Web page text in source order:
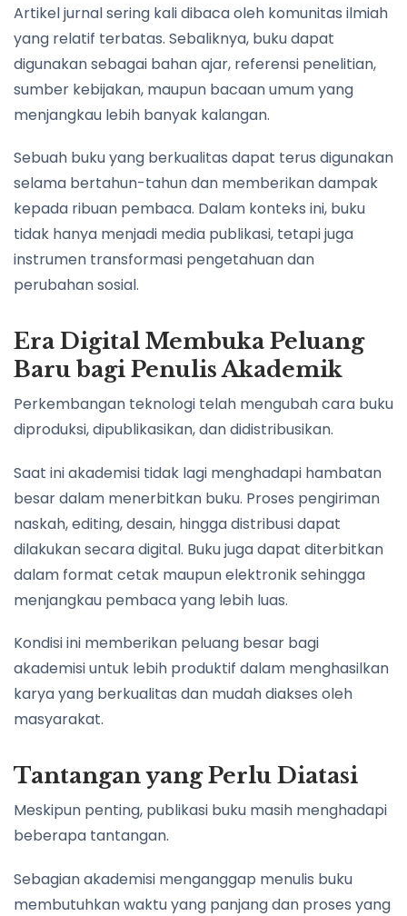
Artikel jurnal sering kali dibaca oleh komunitas ilmiah
yang relatif terbatas. Sebaliknya, buku dapat
digunakan sebagai bahan ajar, referensi penelitian,
sumber kebijakan, maupun bacaan umum yang
menjangkau lebih banyak kalangan.
Sebuah buku yang berkualitas dapat terus digunakan
selama bertahun-tahun dan memberikan dampak
kepada ribuan pembaca. Dalam konteks ini, buku
tidak hanya menjadi media publikasi, tetapi juga
instrumen transformasi pengetahuan dan
perubahan sosial.
Era Digital Membuka Peluang
Baru bagi Penulis Akademik
Perkembangan teknologi telah mengubah cara buku
diproduksi, dipublikasikan, dan didistribusikan.
Saat ini akademisi tidak lagi menghadapi hambatan
besar dalam menerbitkan buku. Proses pengiriman
naskah, editing, desain, hingga distribusi dapat
dilakukan secara digital. Buku juga dapat diterbitkan
dalam format cetak maupun elektronik sehingga
menjangkau pembaca yang lebih luas.
Kondisi ini memberikan peluang besar bagi
akademisi untuk lebih produktif dalam menghasilkan
karya yang berkualitas dan mudah diakses oleh
masyarakat.
Tantangan yang Perlu Diatasi
Meskipun penting, publikasi buku masih menghadapi
beberapa tantangan.
Sebagian akademisi menganggap menulis buku
membutuhkan waktu yang panjang dan proses yang